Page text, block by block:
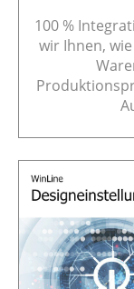
100 %
wir Ihnen,